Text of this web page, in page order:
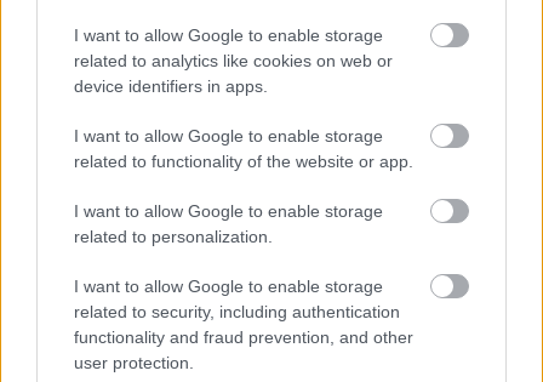
I want to allow Google to enable storage
related to analytics like cookies on web or
device identifiers in apps.
I want to allow Google to enable storage
related to functionality of the website or app.
I want to allow Google to enable storage
related to personalization.
I want to allow Google to enable storage
related to security, including authentication
functionality and fraud prevention, and other
user protection.